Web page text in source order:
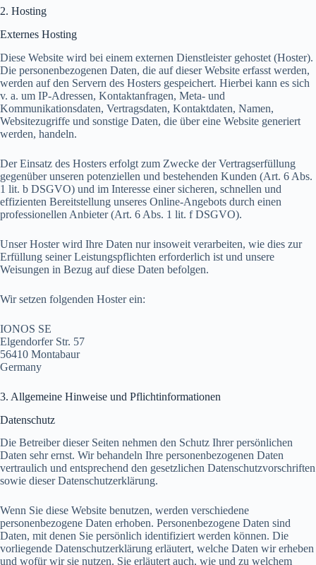
2. Hosting
Externes Hosting
Diese Website wird bei einem externen Dienstleister gehostet (Hoster).
Die personenbezogenen Daten, die auf dieser Website erfasst werden,
werden auf den Servern des Hosters gespeichert. Hierbei kann es sich
v. a. um IP-Adressen, Kontaktanfragen, Meta- und
Kommunikationsdaten, Vertragsdaten, Kontaktdaten, Namen,
Websitezugriffe und sonstige Daten, die über eine Website generiert
werden, handeln.
Der Einsatz des Hosters erfolgt zum Zwecke der Vertragserfüllung
gegenüber unseren potenziellen und bestehenden Kunden (Art. 6 Abs.
1 lit. b DSGVO) und im Interesse einer sicheren, schnellen und
effizienten Bereitstellung unseres Online-Angebots durch einen
professionellen Anbieter (Art. 6 Abs. 1 lit. f DSGVO).
Unser Hoster wird Ihre Daten nur insoweit verarbeiten, wie dies zur
Erfüllung seiner Leistungspflichten erforderlich ist und unsere
Weisungen in Bezug auf diese Daten befolgen.
Wir setzen folgenden Hoster ein:
IONOS SE
Elgendorfer Str. 57
56410 Montabaur
Germany
3. Allgemeine Hinweise und Pflicht­informationen
Datenschutz
Die Betreiber dieser Seiten nehmen den Schutz Ihrer persönlichen
Daten sehr ernst. Wir behandeln Ihre personenbezogenen Daten
vertraulich und entsprechend den gesetzlichen Datenschutzvorschriften
sowie dieser Datenschutzerklärung.
Wenn Sie diese Website benutzen, werden verschiedene
personenbezogene Daten erhoben. Personenbezogene Daten sind
Daten, mit denen Sie persönlich identifiziert werden können. Die
vorliegende Datenschutzerklärung erläutert, welche Daten wir erheben
und wofür wir sie nutzen. Sie erläutert auch, wie und zu welchem